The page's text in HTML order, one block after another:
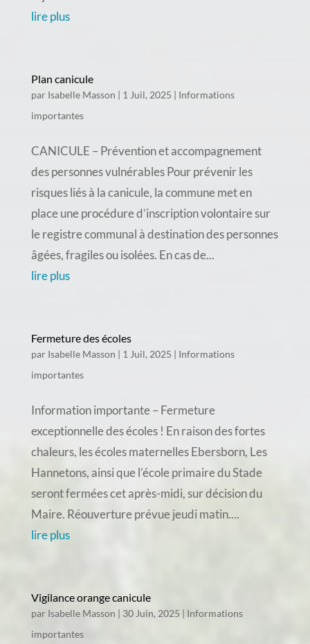
lire plus
Plan canicule
par Isabelle Masson 1 Juil, 2025
Informations
importantes
CANICULE – Prévention et accompagnement
des personnes vulnérables Pour prévenir les
risques liés à la canicule, la commune met en
place une procédure d’inscription volontaire sur
le registre communal à destination des personnes
âgées, fragiles ou isolées. En cas de...
lire plus
Fermeture des écoles
par Isabelle Masson 1 Juil, 2025
Informations
importantes
Information importante – Fermeture
exceptionnelle des écoles ! En raison des fortes
chaleurs, les écoles maternelles Ebersborn, Les
Hannetons, ainsi que l’école primaire du Stade
seront fermées cet après-midi, sur décision du
Maire. Réouverture prévue jeudi matin....
lire plus
Vigilance orange canicule
par Isabelle Masson 30 Juin, 2025
Informations
importantes